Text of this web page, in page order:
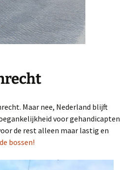
Maar nee, Nederland blijft
voor gehandicapten
de rest alleen maar lastig en
bossen!